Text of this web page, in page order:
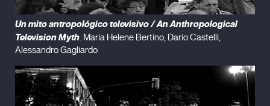
Un mito antropológico televisivo / An Anthropological
Television Myth. Maria Helene Bertino, Dario Castelli,
Alessandro Gagliardo